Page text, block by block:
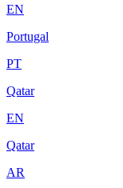
EN
Portugal
PT
Qatar
EN
Qatar
AR